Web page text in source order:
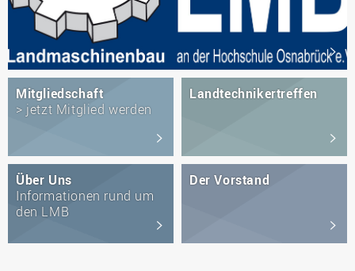
Mitgliedschaft
> jetzt Mitglied werden
Landtechnikertreffen
Über Uns
Informationen rund um
den LMB
Der Vorstand